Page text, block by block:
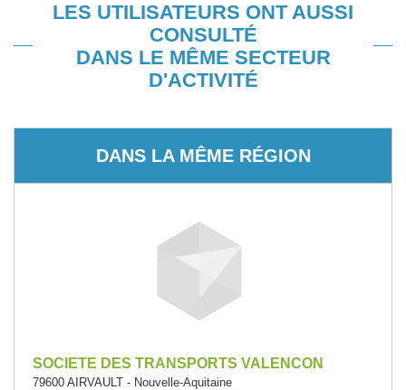
LES UTILISATEURS ONT AUSSI
CONSULTÉ
DANS LE MÊME SECTEUR
D'ACTIVITÉ
DANS LA MÊME RÉGION
SOCIETE DES TRANSPORTS VALENCON
79600 AIRVAULT - Nouvelle-Aquitaine